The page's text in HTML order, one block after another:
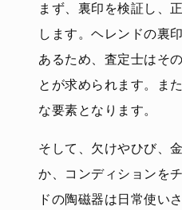
まず、裏印を検証し、
します。ヘレンドの裏
あるため、査定士はそ
とが求められます。ま
な要素となります。
そして、欠けやひび、
か、コンディションを
ドの陶磁器は日常使い